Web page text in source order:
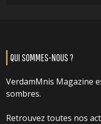
QUI SOMMES-NOUS ?
VerdamMnis Magazine
sombres.
Retrouvez toutes nos